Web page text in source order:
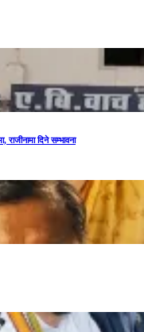
दिने सम्भावना